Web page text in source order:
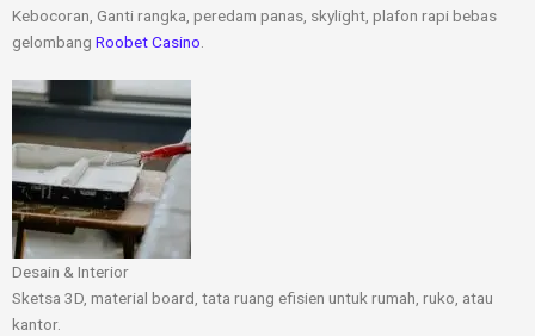
Kebocoran, Ganti rangka, peredam panas, skylight, plafon rapi bebas
gelombang Roobet Casino
Desain & Interior​
Sketsa 3D, material board, tata ruang efisien untuk rumah, ruko, atau
kantor.